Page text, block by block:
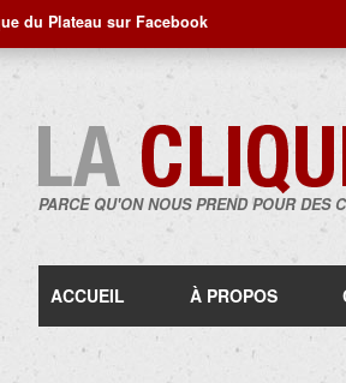
du Plateau sur Facebook
PARCE QU'ON NOUS PREND POUR DES
ACCUEIL À PROPOS